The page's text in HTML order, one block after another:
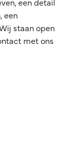
een
staan open
met ons